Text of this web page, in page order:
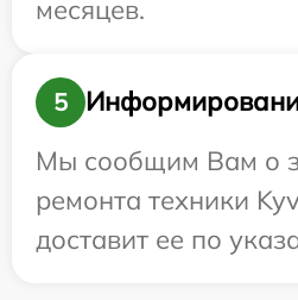
месяцев.
5
Мы сообщим Вам о
ремонта техники
доставит ее по